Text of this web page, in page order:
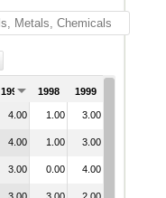
1997 1998 1999
4.00 1.00 3.00
4.00 1.00 3.00
3.00 0.00 4.00
3.00 3.00 2.00